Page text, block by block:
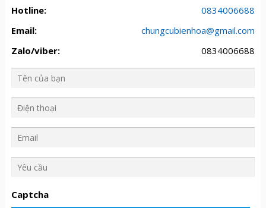
Hotline:
0834006688
Email:
chungcubienhoa@gmail.com
Zalo/viber:
0834006688
c
Captcha